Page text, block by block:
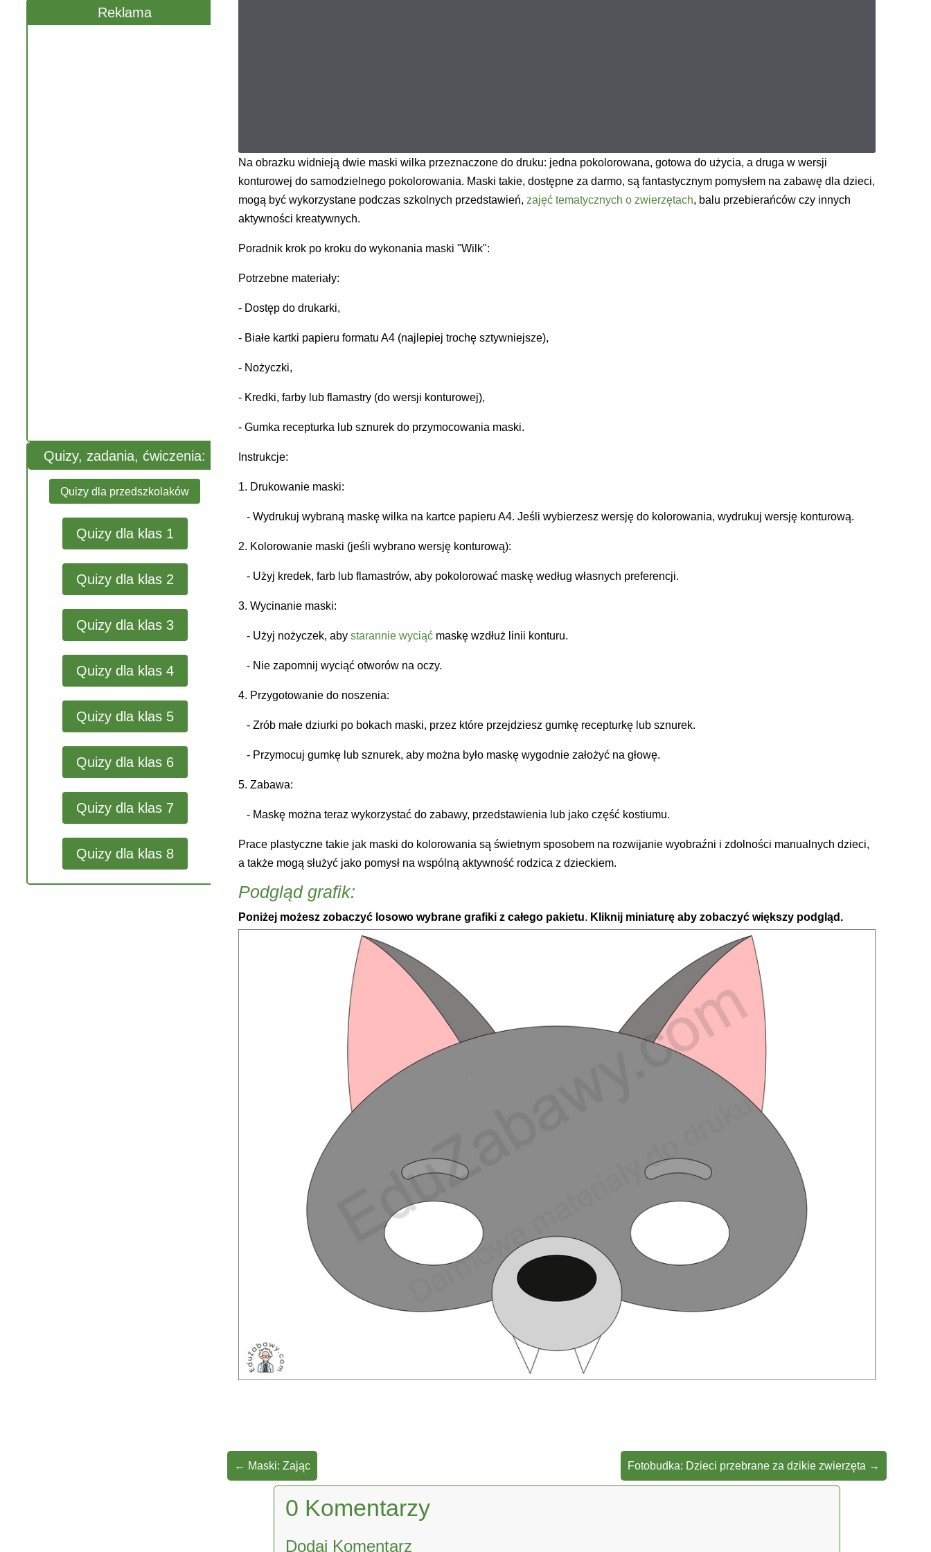
Reklama
Quizy, zadania, ćwiczenia:
Quizy dla przedszkolaków
Quizy dla klas 1
Quizy dla klas 2
Quizy dla klas 3
Quizy dla klas 4
Quizy dla klas 5
Quizy dla klas 6
Quizy dla klas 7
Quizy dla klas 8
Na obrazku widnieją dwie maski wilka przeznaczone do druku: jedna pokolorowana, gotowa do użycia, a druga w wersji
konturowej do samodzielnego pokolorowania. Maski takie, dostępne za darmo, są fantastycznym pomysłem na zabawę dla dzieci,
mogą być wykorzystane podczas szkolnych przedstawień, zajęć tematycznych o zwierzętach, balu przebierańców czy innych
aktywności kreatywnych.
Poradnik krok po kroku do wykonania maski "Wilk":
Potrzebne materiały:
- Dostęp do drukarki,
- Białe kartki papieru formatu A4 (najlepiej trochę sztywniejsze),
- Nożyczki,
- Kredki, farby lub flamastry (do wersji konturowej),
- Gumka recepturka lub sznurek do przymocowania maski.
Instrukcje:
1. Drukowanie maski:
- Wydrukuj wybraną maskę wilka na kartce papieru A4. Jeśli wybierzesz wersję do kolorowania, wydrukuj wersję konturową.
2. Kolorowanie maski (jeśli wybrano wersję konturową):
- Użyj kredek, farb lub flamastrów, aby pokolorować maskę według własnych preferencji.
3. Wycinanie maski:
- Użyj nożyczek, abystarannie wyciąć maskę wzdłuż linii konturu.
- Nie zapomnij wyciąć otworów na oczy.
4. Przygotowanie do noszenia:
- Zrób małe dziurki po bokach maski, przez które przejdziesz gumkę recepturkę lub sznurek.
- Przymocuj gumkę lub sznurek, aby można było maskę wygodnie założyć na głowę.
5. Zabawa:
- Maskę można teraz wykorzystać do zabawy, przedstawienia lub jako część kostiumu.
Prace plastyczne takie jak maski do kolorowania są świetnym sposobem na rozwijanie wyobraźni i zdolności manualnych dzieci,
a także mogą służyć jako pomysł na wspólną aktywność rodzica z dzieckiem.
Podgląd grafik:
Poniżej możesz zobaczyć losowo wybrane grafiki z całego pakietu. Kliknij miniaturę aby zobaczyć większy podgląd.
← Maski: Zając Fotobudka: Dzieci przebrane za dzikie zwierzęta →
0 Komentarzy
Dodaj Komentarz